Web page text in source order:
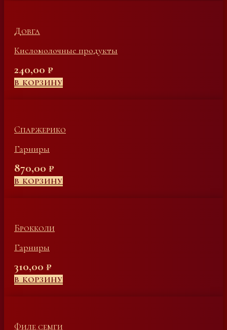
Довга
Кисломолочные продукты
240,00 ₽
В КОРЗИНУ
Спаржерико
Гарниры
870,00 ₽
В КОРЗИНУ
Брокколи
Гарниры
310,00 ₽
В КОРЗИНУ
Филе семги